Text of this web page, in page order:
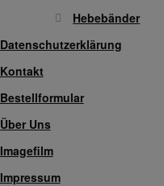
Hebebänder
Datenschutzerklärung
Kontakt
Bestellformular
Über Uns
Imagefilm
Impressum